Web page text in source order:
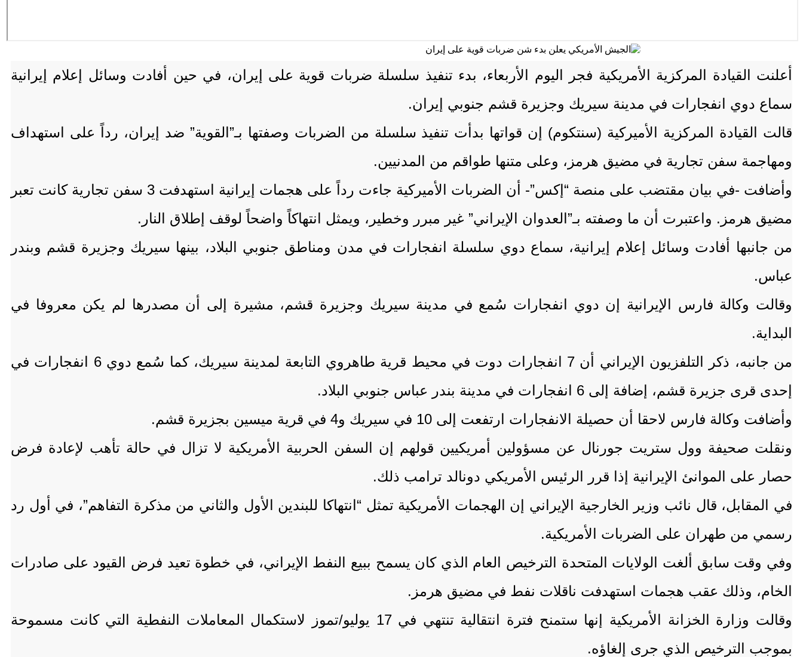
أعلنت القيادة المركزية الأمريكية فجر اليوم الأربعاء، بدء تنفيذ سلسلة ضربات قوية على إيران، في حين أفادت وسائل إعلام إيرانية
سماع دوي انفجارات في مدينة سيريك وجزيرة قشم جنوبي إيران.
قالت القيادة المركزية الأميركية (سنتكوم) إن قواتها بدأت تنفيذ سلسلة من الضربات وصفتها بـ”القوية” ضد إيران، رداً على استهداف
ومهاجمة سفن تجارية في مضيق هرمز، وعلى متنها طواقم من المدنيين.
وأضافت -في بيان مقتضب على منصة “إكس”- أن الضربات الأميركية جاءت رداً على هجمات إيرانية استهدفت 3 سفن تجارية كانت تعبر
مضيق هرمز. واعتبرت أن ما وصفته بـ”العدوان الإيراني” غير مبرر وخطير، ويمثل انتهاكاً واضحاً لوقف إطلاق النار.
من جانبها أفادت وسائل إعلام إيرانية، سماع دوي سلسلة انفجارات في مدن ومناطق جنوبي البلاد، بينها سيريك وجزيرة قشم وبندر
عباس.
وقالت وكالة فارس الإيرانية إن دوي انفجارات سُمع في مدينة سيريك وجزيرة قشم، مشيرة إلى أن مصدرها لم يكن معروفا في
البداية.
من جانبه، ذكر التلفزيون الإيراني أن 7 انفجارات دوت في محيط قرية طاهروي التابعة لمدينة سيريك، كما سُمع دوي 6 انفجارات في
إحدى قرى جزيرة قشم، إضافة إلى 6 انفجارات في مدينة بندر عباس جنوبي البلاد.
وأضافت وكالة فارس لاحقا أن حصيلة الانفجارات ارتفعت إلى 10 في سيريك و4 في قرية ميسين بجزيرة قشم.
ونقلت صحيفة وول ستريت جورنال عن مسؤولين أمريكيين قولهم إن السفن الحربية الأمريكية لا تزال في حالة تأهب لإعادة فرض
حصار على الموانئ الإيرانية إذا قرر الرئيس الأمريكي دونالد ترامب ذلك.
في المقابل، قال نائب وزير الخارجية الإيراني إن الهجمات الأمريكية تمثل “انتهاكا للبندين الأول والثاني من مذكرة التفاهم”، في أول رد
رسمي من طهران على الضربات الأمريكية.
وفي وقت سابق ألغت الولايات المتحدة الترخيص العام الذي كان يسمح ببيع النفط الإيراني، في خطوة تعيد فرض القيود على صادرات
الخام، وذلك عقب هجمات استهدفت ناقلات نفط في مضيق هرمز.
وقالت وزارة الخزانة الأمريكية إنها ستمنح فترة انتقالية تنتهي في 17 يوليو/تموز لاستكمال المعاملات النفطية التي كانت مسموحة
بموجب الترخيص الذي جرى إلغاؤه.